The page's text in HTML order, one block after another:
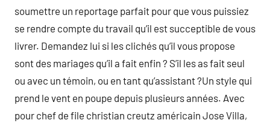
soumettre un reportage parfait pour que vous puissiez
se rendre compte du travail qu’il est succeptible de vous
livrer. Demandez lui si les clichés qu’il vous propose
sont des mariages qu’il a fait enfin ? S’il les as fait seul
ou avec un témoin, ou en tant qu’assistant ?Un style qui
prend le vent en poupe depuis plusieurs années. Avec
pour chef de file christian creutz américain Jose Villa,